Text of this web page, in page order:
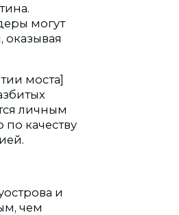
могут
оказывая
моста]
личным
качеству
и
чем